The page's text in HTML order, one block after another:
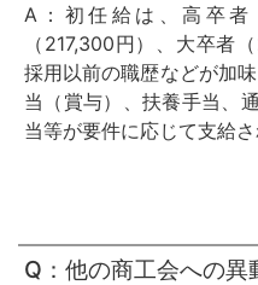
A：初任給は、高卒者
（217,300円）、大卒者
採用以前の職歴などが加
当（賞与）、扶養手当、
当等が要件に応じて支給さ
Q：他の商工会への異